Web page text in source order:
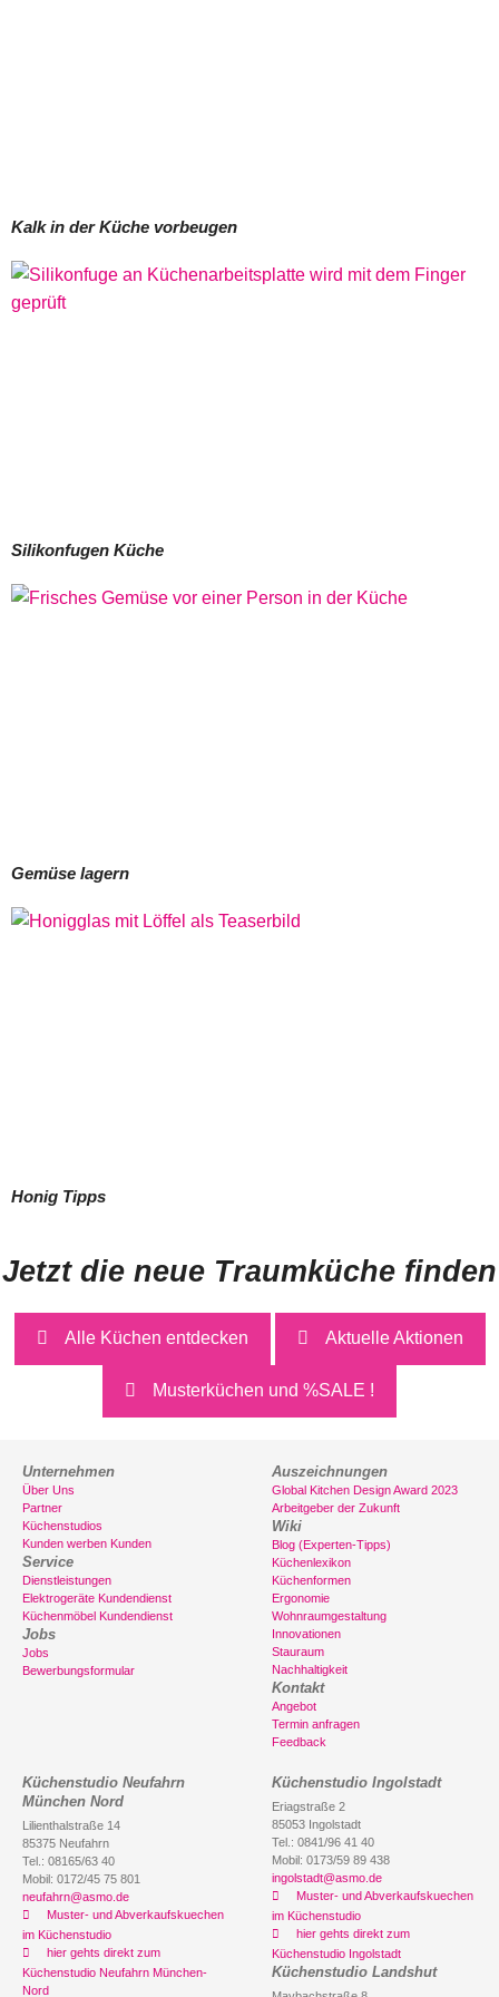
Kalk in der Küche vorbeugen
Silikonfugen Küche
Gemüse lagern
Honig Tipps
Jetzt die neue Traumküche finden
Alle Küchen entdecken Aktuelle Aktionen
Musterküchen und %SALE !
Unternehmen
Über Uns
Partner
Küchenstudios
Kunden werben Kunden
Service
Dienstleistungen
Elektrogeräte Kundendienst
Küchenmöbel Kundendienst
Jobs
Jobs
Bewerbungsformular
Auszeichnungen
Global Kitchen Design Award 2023
Arbeitgeber der Zukunft
Wiki
Blog (Experten-Tipps)
Küchenlexikon
Küchenformen
Ergonomie
Wohnraumgestaltung
Innovationen
Stauraum
Nachhaltigkeit
Kontakt
Angebot
Termin anfragen
Feedback
Küchenstudio Neufahrn
München Nord
Lilienthalstraße 14
85375 Neufahrn
Tel.: 08165/63 40
Mobil: 0172/45 75 801
neufahrn@asmo.de
Muster- und Abverkaufskuechen
im Küchenstudio
hier gehts direkt zum
Küchenstudio Neufahrn München-
Nord
Küchenstudio Ingolstadt
Eriagstraße 2
85053 Ingolstadt
Tel.: 0841/96 41 40
Mobil: 0173/59 89 438
ingolstadt@asmo.de
Muster- und Abverkaufskuechen
im Küchenstudio
hier gehts direkt zum
Küchenstudio Ingolstadt
Küchenstudio Landshut